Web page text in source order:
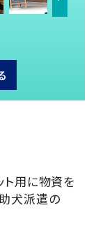
用に物資を
犬派遣の